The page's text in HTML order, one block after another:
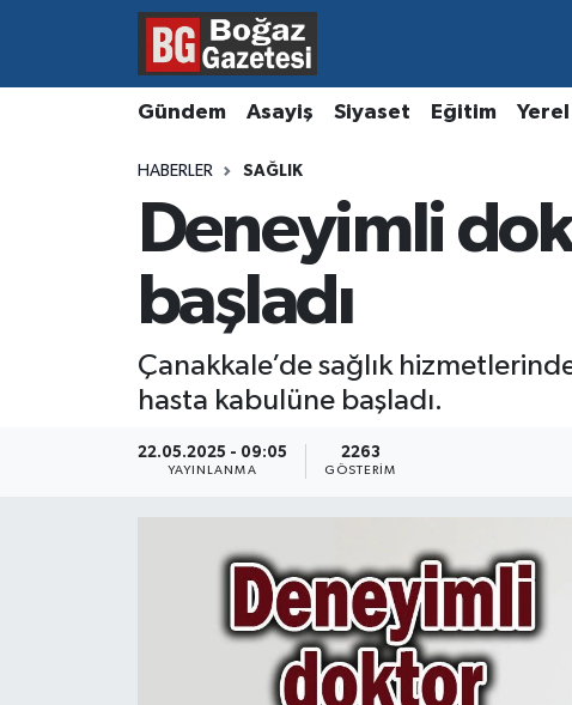
Gündem Asayiş Siyaset Eğitim Yerel
HABERLER SAĞLIK
Deneyimli
başladı
Çanakkale’de sağlık
hasta kabulüne başladı.
22.05.2025 - 09:05
YAYINLANMA
2263
GÖSTERIM
Asayiş
Gündem
Magazin
Resmi İlanlar
Hava Durumu
Süper Lig Puan Durumu ve Fikstür
Tüm Manşetler
Son Dakika Haberleri
Haber Arşivi